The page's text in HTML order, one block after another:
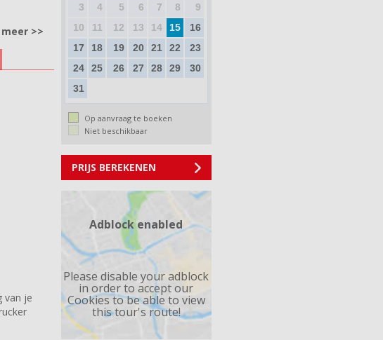
>>
van je
3
4 5 6 7 8
9
10
11 12 13 14 15
16
17
18 19 20 21 22
23
24
25 26 27 28 29
30
31
Op aanvraag te boeken
Niet beschikbaar
PRIJS BEREKENEN
Adblock enabled
Please disable your adblock
in order to accept our
Cookies to be able to view
this tour's route!